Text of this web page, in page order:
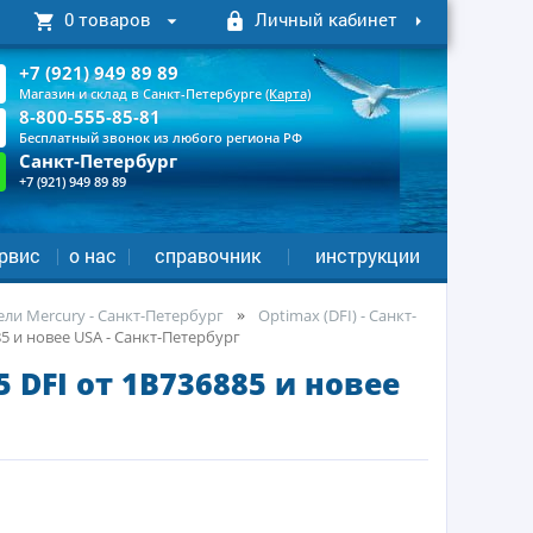
0 товаров Личный кабинет
+7 (921) 949 89 89
Магазин и склад в Санкт-Петербурге (Карта)
8-800-555-85-81
Бесплатный звонок из любого региона РФ
Санкт-Петербург
+7 (921) 949 89 89
о нас справочник инструкции
Mercury - Санкт-Петербург
Optimax (DFI) - Санкт-
и новее USA - Санкт-Петербург
от 1B736885 и новее